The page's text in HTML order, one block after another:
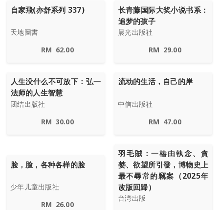
自家飛(亦舒系列 337)
天地圖書
RM 62.00
长青藤国际大奖小说书系：
追梦的孩子
晨光出版社
RM 29.00
人生没什么不可放下：弘一
法师的人生智慧
团结出版社
RM 30.00
流动的生活，自己的岸
中信出版社
RM 47.00
脸，脸，各种各样的脸
少年儿童出版社
RM 26.00
羽毛賊：一樁由執念、貪
婪、欲望所引發，博物史上
最不尋常的竊案（2025年
改版回歸）
台湾出版